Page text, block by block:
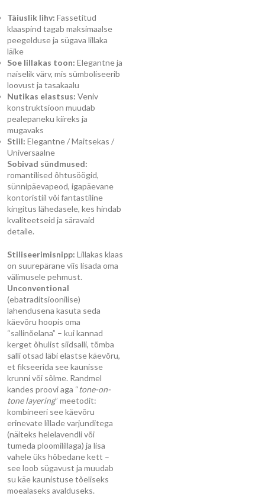
Täiuslik lihv: Fassetitud
klaaspind tagab maksimaalse
peegelduse ja sügava lillaka
läike
Soe lillakas toon: Elegantne ja
naiselik värv, mis sümboliseerib
loovust ja tasakaalu
Nutikas elastsus: Veniv
konstruktsioon muudab
pealepaneku kiireks ja
mugavaks
Stiil: Elegantne / Maitsekas /
Universaalne
Sobivad sündmused:
romantilised õhtusöögid,
sünnipäevapeod, igapäevane
kontoristiil või fantastiline
kingitus lähedasele, kes hindab
kvaliteetseid ja säravaid
detaile.
Stiliseerimisnipp: Lillakas klaas
on suurepärane viis lisada oma
välimusele pehmust.
Unconventional
(ebatraditsioonilise)
lahendusena kasuta seda
käevõru hoopis oma
“sallinõelana” – kui kannad
kerget õhulist siidsalli, tõmba
salli otsad läbi elastse käevõru,
et fikseerida see kaunisse
krunni või sõlme. Randmel
kandes proovi aga “tone-on-
tone layering” meetodit:
kombineeri see käevõru
erinevate lillade varjunditega
(näiteks helelavendli või
tumeda ploomilillaga) ja lisa
vahele üks hõbedane kett –
see loob sügavust ja muudab
su käe kaunistuse tõeliseks
moealaseks avalduseks.